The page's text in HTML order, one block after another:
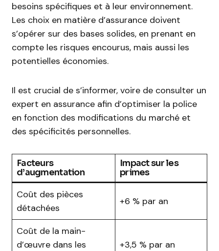
besoins spécifiques et à leur environnement.
Les choix en matière d’assurance doivent
s’opérer sur des bases solides, en prenant en
compte les risques encourus, mais aussi les
potentielles économies.
Il est crucial de s’informer, voire de consulter un
expert en assurance afin d’optimiser la police
en fonction des modifications du marché et
des spécificités personnelles.
Facteurs
d’augmentation
Impact sur les
primes
Coût des pièces
détachées
+6 % par an
Coût de la main-
d’œuvre dans les
+3,5 % par an